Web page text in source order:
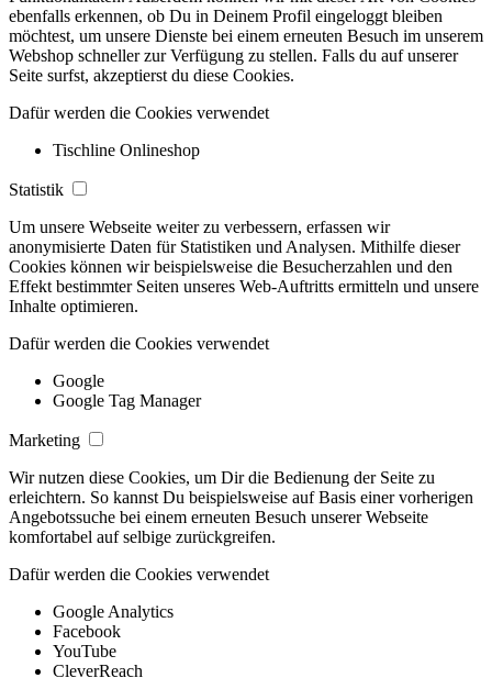
ebenfalls erkennen, ob Du in Deinem Profil eingeloggt bleiben
möchtest, um unsere Dienste bei einem erneuten Besuch im unserem
Webshop schneller zur Verfügung zu stellen. Falls du auf unserer
Seite surfst, akzeptierst du diese Cookies.
Dafür werden die Cookies verwendet
Tischline Onlineshop
Statistik
Um unsere Webseite weiter zu verbessern, erfassen wir
anonymisierte Daten für Statistiken und Analysen. Mithilfe dieser
Cookies können wir beispielsweise die Besucherzahlen und den
Effekt bestimmter Seiten unseres Web-Auftritts ermitteln und unsere
Inhalte optimieren.
Dafür werden die Cookies verwendet
Google
Google Tag Manager
Marketing
Wir nutzen diese Cookies, um Dir die Bedienung der Seite zu
erleichtern. So kannst Du beispielsweise auf Basis einer vorherigen
Angebotssuche bei einem erneuten Besuch unserer Webseite
komfortabel auf selbige zurückgreifen.
Dafür werden die Cookies verwendet
Google Analytics
Facebook
YouTube
CleverReach